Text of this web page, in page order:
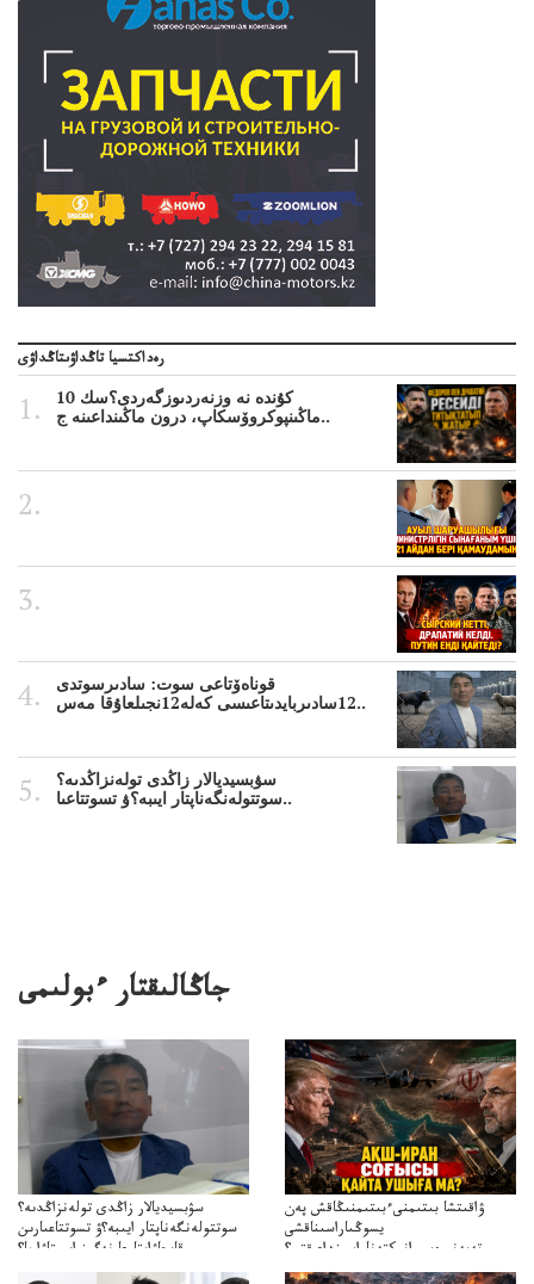
رەداكتسيا تاڭداۋىتاڭداۋى
10 كۇندە نە وزنەردىوزگەردى؟سك
ماڭىنپوكروۆسكاپ، درون ماڭىنداعىنە ج..
قوناەۆتاعى سوت: سادىرسوتدى
12سادىربايدىتاعىسى كەلە12نجىلعاۇقا مەس..
سۋبسيديالار زاڭدى تولەنزاڭدىە؟
سوتتولەنگەناپتار ايىبە؟ۋ تسوتتاعىا..
جاڭالىقتار ءبولىمى
سۋبسيديالار زاڭدى تولەنزاڭدىە؟
سوتتولەنگەناپتار ايىبە؟ۋ تسوتتاعىارىن
قايجاۋاپتارعا نەگىز ايىپتاۋا ما؟
تۇجىرىمدارىنقايتاقاراۋعانەگىزبولاالاما؟
ۋاقىتشا بىتىمنىءبىتىمنىڭاقش پەن
يسوڭىاراسىناقشى
تەپەنىرەسيرانىكتەناراسىنداعىقتى؟
تەكەتىرەسنەلىكتەنقايتاۋشىقتى؟